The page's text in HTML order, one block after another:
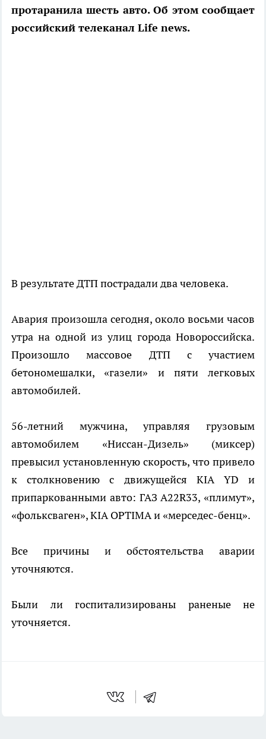
протаранила шесть авто. Об этом сообщает
российский телеканал Life news.
В результате ДТП пострадали два человека.
Авария произошла сегодня, около восьми часов
утра на одной из улиц города Новороссийска.
Произошло массовое ДТП с участием
бетономешалки, «газели» и пяти легковых
автомобилей.
56-летний мужчина, управляя грузовым
автомобилем «Ниссан-Дизель» (миксер)
превысил установленную скорость, что привело
к столкновению с движущейся KIA YD и
припаркованными авто: ГАЗ А22R33, «плимут»,
«фольксваген», KIA OPTIMA и «мерседес-бенц».
Все причины и обстоятельства аварии
уточняются.
Были ли госпитализированы раненые не
уточняется.